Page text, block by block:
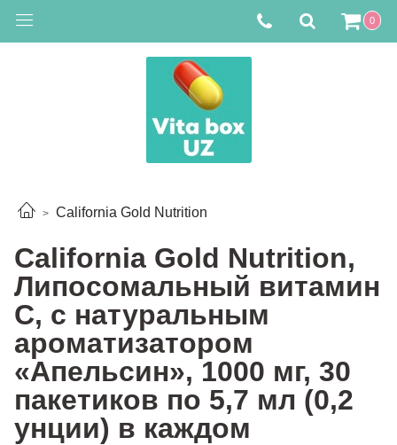
0
California Gold Nutrition
California Gold Nutrition,
Липосомальный витамин
C, с натуральным
ароматизатором
«Апельсин», 1000 мг, 30
пакетиков по 5,7 мл (0,2
унции) в каждом